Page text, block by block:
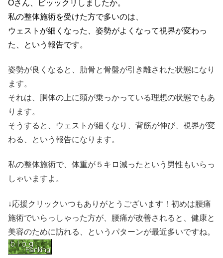
Oさん、ビッックリしましたか。
私の整体施術を受けた方で多いのは、
ウェストが細くなった、姿勢がよくなって視界が変わっ
た、という報告です。
姿勢が良くなると、肋骨と骨盤が引き離された状態になり
ます。
それは、胴体の上に頭が乗っかっている理想の状態でもあ
ります。
そうすると、ウェストが細くなり、背筋が伸び、視界が変
わる、という報告になります。
私の整体施術で、体重が５キロ減ったという男性もいらっ
しゃいますよ。
↓応援クリックいつもありがとうございます！初めは腰痛
施術でいらっしゃった方が、腰痛が改善されると、健康と
美容のために訪れる、というパターンが最近多いですね。